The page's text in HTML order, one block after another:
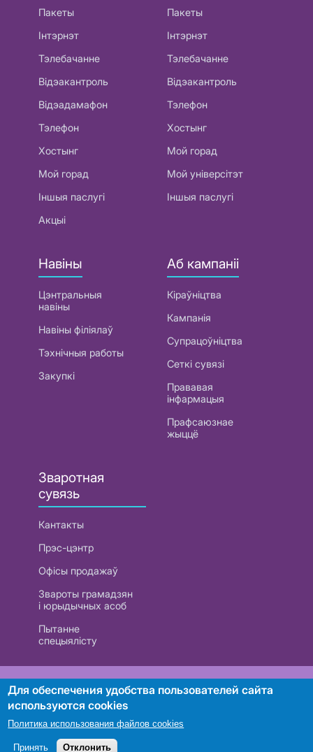
Пакеты
Інтэрнэт
Тэлебачанне
Відэакантроль
Відэадамафон
Тэлефон
Хостынг
Мой горад
Іншыя паслугі
Акцыі
Пакеты
Інтэрнэт
Тэлебачанне
Відэакантроль
Тэлефон
Хостынг
Мой горад
Мой універсітэт
Іншыя паслугі
Навіны
Цэнтральныя
навіны
Навіны філіялаў
Тэхнічныя работы
Закупкі
Аб кампаніі
Кіраўніцтва
Кампанія
Супрацоўніцтва
Сеткі сувязі
Прававая
інфармацыя
Прафсаюзнае
жыццё
Зваротная
сувязь
Кантакты
Прэс-цэнтр
Офісы продажаў
Звароты грамадзян
і юрыдычных асоб
Пытанне
спецыялісту
РУП «Белтэлекам». УНП 101007741
Пошук
Для обеспечения удобства пользователей сайта
используются cookies
Политика использования файлов cookies
Принять Отклонить